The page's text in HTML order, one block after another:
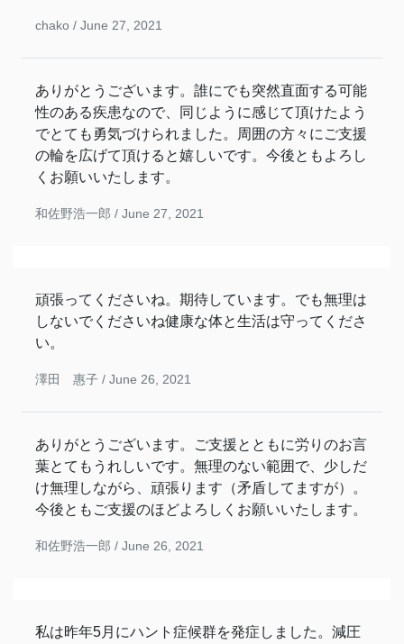
chako / June 27, 2021
ありがとうございます。誰にでも突然直面する可能
性のある疾患なので、同じように感じて頂けたよう
でとても勇気づけられました。周囲の方々にご支援
の輪を広げて頂けると嬉しいです。今後ともよろし
くお願いいたします。
和佐野浩一郎 / June 27, 2021
頑張ってくださいね。期待しています。でも無理は
しないでくださいね健康な体と生活は守ってくださ
い。
澤田 惠子 / June 26, 2021
ありがとうございます。ご支援とともに労りのお言
葉とてもうれしいです。無理のない範囲で、少しだ
け無理しながら、頑張ります（矛盾してますが）。
今後ともご支援のほどよろしくお願いいたします。
和佐野浩一郎 / June 26, 2021
私は昨年5月にハント症候群を発症しました。減圧